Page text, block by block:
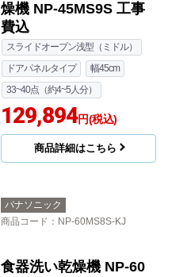
燥機 NP-45RS9S+ENS
P-SDM-HSW 工事費込
幅45cm
ドアパネルタイプ
33~40点（約4~5人分）
スライドオープン浅型（ミドル）
124,494円(税込)
商品詳細はこちら
パナソニック
商品コード ：NP-45MS9S-KJ